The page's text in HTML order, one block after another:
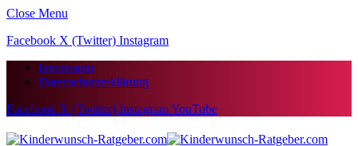
Close Menu
Facebook X (Twitter) Instagram
Impressum
Datenschutzerklärung
Facebook X (Twitter) InstagramYouTube